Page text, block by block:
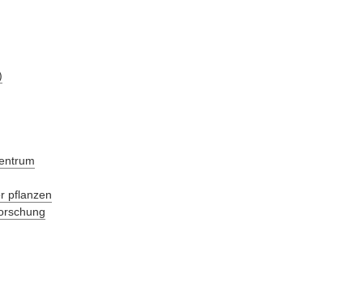
pflanzen